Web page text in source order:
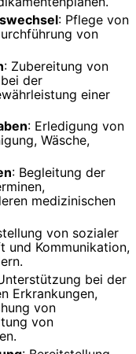
: Pflege von
von
: Zubereitung von
der
einer
: Erledigung von
Wäsche,
: Begleitung der
medizinischen
von sozialer
und Kommunikation,
bei der
Erkrankungen,
von
von